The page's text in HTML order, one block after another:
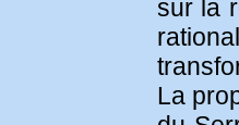
sur la
La